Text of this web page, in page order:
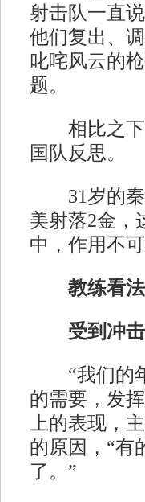
射击队一直
他们复出、
叱咤风云的
题。
相比之下
国队反思。
31岁的秦
美射落2金，
中，作用不可
教练看法
受到冲击
“我们的年
的需要，发
上的表现，
的原因，“有
了。”